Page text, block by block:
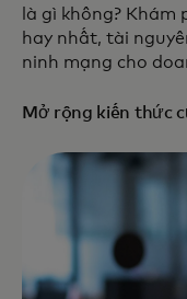
là gì không?
hay nhất, tài
ninh mạng cho
Mở rộng kiến thức